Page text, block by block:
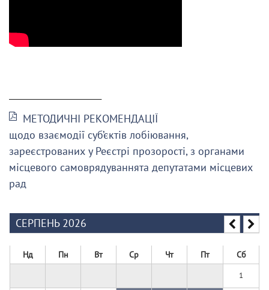
МЕТОДИЧНІ РЕКОМЕНДАЦІЇ
щодо взаємодії суб’єктів лобіювання,
зареєстрованих у Реєстрі прозорості, з органами
місцевого самоврядуваннята депутатами місцевих
рад
СЕРПЕНЬ 2026
Нд Пн Вт Ср Чт Пт Сб
1